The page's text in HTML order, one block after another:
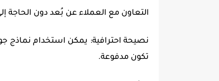
التعاون مع العملاء عن بُعد دون الحاجة
نصيحة احترافية: يمكن استخدام نماذج
تكون مدفوعة.